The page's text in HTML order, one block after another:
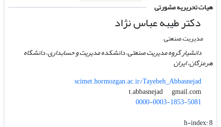
هیات تحریریه مشورتی
دکتر طیبه عباس نژاد
مدیریت صنعتی
دانشیار گروه مدیریت صنعتی، دانشکده مدیریت و حسابداری، دانشگاه
هرمزگان، ایران
scimet.hormozgan.ac.ir/Tayebeh_Abbasnejad
t.abbasnejad
gmail.com
0000-0003-1853-5081
h-index:8